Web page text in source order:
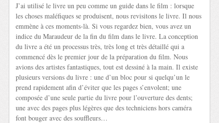
J’ai utilisé le livre un peu comme un guide dans le film : lorsque
les choses maléfiques se produisent, nous revisitons le livre. Il nous
emmène à ces moments-là. Si vous regardez bien, vous avez un
indice du Maraudeur de la fin du film dans le livre. La conception
du livre a été un processus très, très long et très détaillé qui a
commencé dès le premier jour de la préparation du film. Nous
avions des artistes fantastiques, tout est dessiné à la main. Il existe
plusieurs versions du livre : une d’un bloc pour si quelqu’un le
prend rapidement afin d’éviter que les pages s’envolent; une
composée d’une seule partie du livre pour l’ouverture des dents;
une avec des pages plus légères que des techniciens hors caméra
font bouger avec des souffleurs…